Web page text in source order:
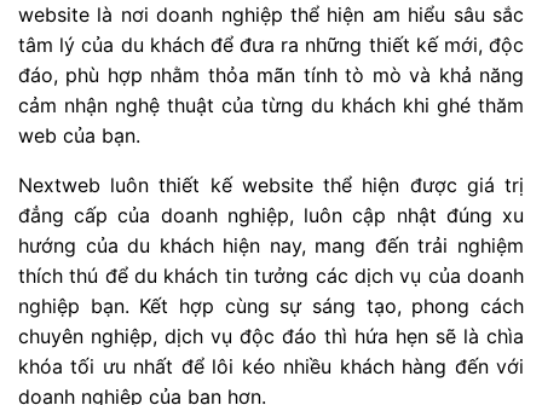
website là nơi doanh nghiệp thể hiện am hiểu sâu sắc
tâm lý của du khách để đưa ra những thiết kế mới, độc
đáo, phù hợp nhằm thỏa mãn tính tò mò và khả năng
cảm nhận nghệ thuật của từng du khách khi ghé thăm
web của bạn.
Nextweb luôn thiết kế website thể hiện được giá trị
đẳng cấp của doanh nghiệp, luôn cập nhật đúng xu
hướng của du khách hiện nay, mang đến trải nghiệm
thích thú để du khách tin tưởng các dịch vụ của doanh
nghiệp bạn. Kết hợp cùng sự sáng tạo, phong cách
chuyên nghiệp, dịch vụ độc đáo thì hứa hẹn sẽ là chìa
khóa tối ưu nhất để lôi kéo nhiều khách hàng đến với
doanh nghiệp của bạn hơn.